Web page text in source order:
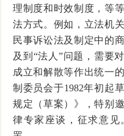
理制度和时效制度，等
法方式。例如，立法机
民事诉讼法及制定中的
及到“法人”问题，需要
成立和解散等作出统一
制委员会于1982年初起
规定（草案）》，特别
律专家座谈，征求意见